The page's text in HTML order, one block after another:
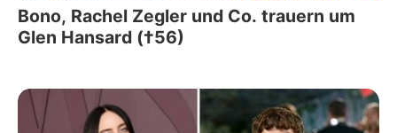
Bono, Rachel Zegler und Co. trauern um
Glen Hansard (†56)